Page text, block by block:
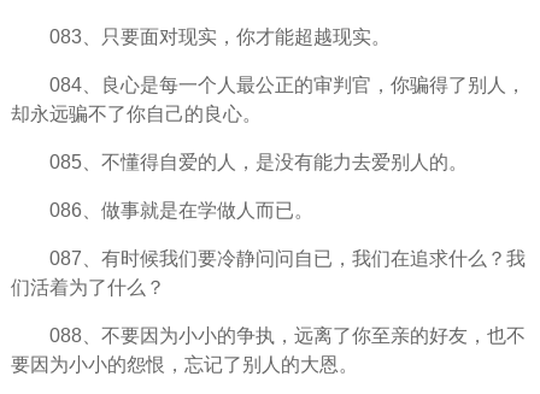
083、只要面对现实，你才能超越现实。
084、良心是每一个人最公正的审判官，你骗得了别人，
却永远骗不了你自己的良心。
085、不懂得自爱的人，是没有能力去爱别人的。
086、做事就是在学做人而已。
087、有时候我们要冷静问问自已，我们在追求什么？我
们活着为了什么？
088、不要因为小小的争执，远离了你至亲的好友，也不
要因为小小的怨恨，忘记了别人的大恩。